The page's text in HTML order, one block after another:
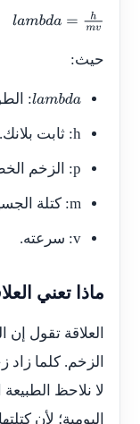
lambda=hmv
حيث:
lambda
:
h: ثابت بلانك.
p: الزخم
m: كتلة
v: سرعته.
ماذا تعني
العلاقة تقول
الزخم. كلما
لا نلاحظ
اليومية؛ لأن